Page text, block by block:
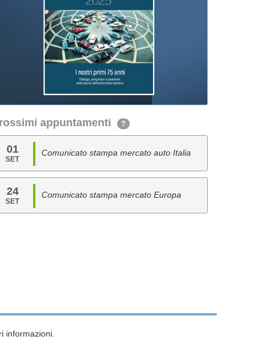
appuntamenti ?
01
SET
Comunicato stampa mercato auto Italia
24
SET
Comunicato stampa mercato Europa
informazioni.